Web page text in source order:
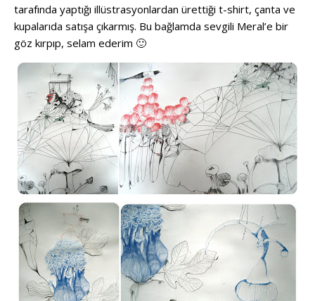
tarafında yaptığı illüstrasyonlardan ürettiği t-shirt, çanta ve
kupalarıda satışa çıkarmış. Bu bağlamda sevgili Meral’e bir
göz kırpıp, selam ederim 🙂